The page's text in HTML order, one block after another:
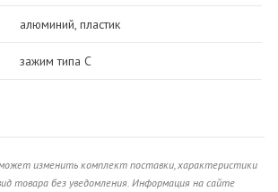
алюминий, пластик
зажим типа C
изменить комплект поставки, характеристики
товара без уведомления. Информация на сайте